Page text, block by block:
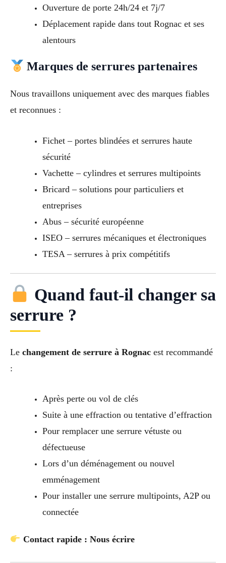
Ouverture de porte 24h/24 et 7j/7
Déplacement rapide dans tout Rognac et ses
alentours
Marques de serrures partenaires
Nous travaillons uniquement avec des marques fiables
et reconnues :
Fichet – portes blindées et serrures haute
sécurité
Vachette – cylindres et serrures multipoints
Bricard – solutions pour particuliers et
entreprises
Abus – sécurité européenne
ISEO – serrures mécaniques et électroniques
TESA – serrures à prix compétitifs
Quand faut-il changer sa
serrure ?
Le changement de serrure à Rognac est recommandé
:
Après perte ou vol de clés
Suite à une effraction ou tentative d’effraction
Pour remplacer une serrure vétuste ou
défectueuse
Lors d’un déménagement ou nouvel
emménagement
Pour installer une serrure multipoints, A2P ou
connectée
Contact rapide : Nous écrire